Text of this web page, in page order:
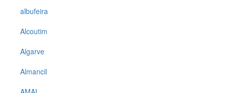
albufeira
Alcoutim
Algarve
Almancil